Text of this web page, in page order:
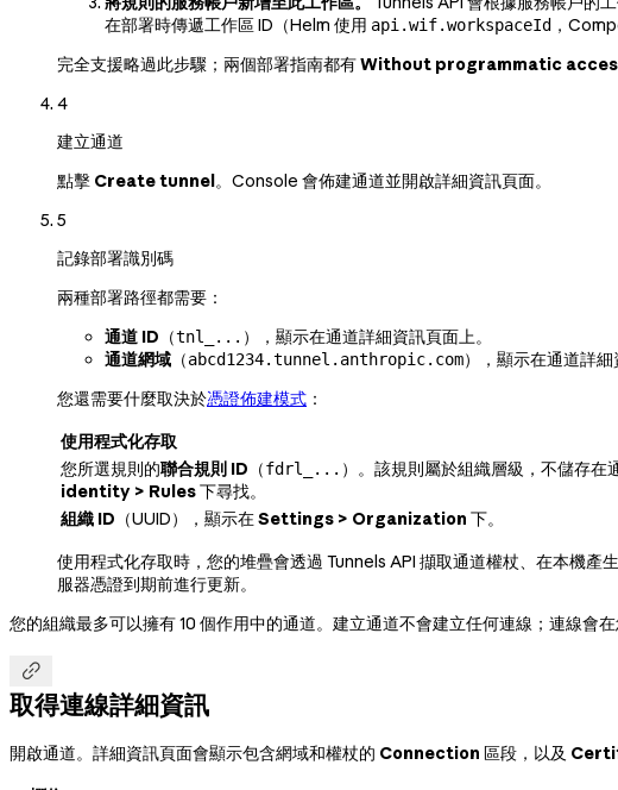
在部署時傳遞工作區 ID（Helm 使用 api.wif.workspaceId ，
完全支援略過此步驟；兩個部署指南都有Without programmatic
4
建立通道
點擊 Create tunnel。Console 會佈建通道並開啟詳細資訊頁面。
5
記錄部署識別碼
兩種部署路徑都需要：
通道 ID （tnl_... ），顯示在通道詳細資訊頁面上。
通道網域 （abcd1234.tunnel.anthropic.com），顯示在通道詳
您還需要什麼取決於憑證佈建模式 ：
使用程式化存取
您所選規則的聯合規則 ID （fdrl_... ）。該規則屬於組織層級，不儲存在
identity > Rules下尋找。
組織 ID （UUID），顯示在Settings > Organization 下。
使用程式化存取時，您的堆疊會透過 Tunnels API 擷取通道權杖、在本機
服器憑證到期前進行更新。
您的組織最多可以擁有 10 個作用中的通道。建立通道不會建立任何連線；連線會

取得連線詳細資訊
開啟通道。詳細資訊頁面會顯示包含網域和權杖的 Connection 區段，以及